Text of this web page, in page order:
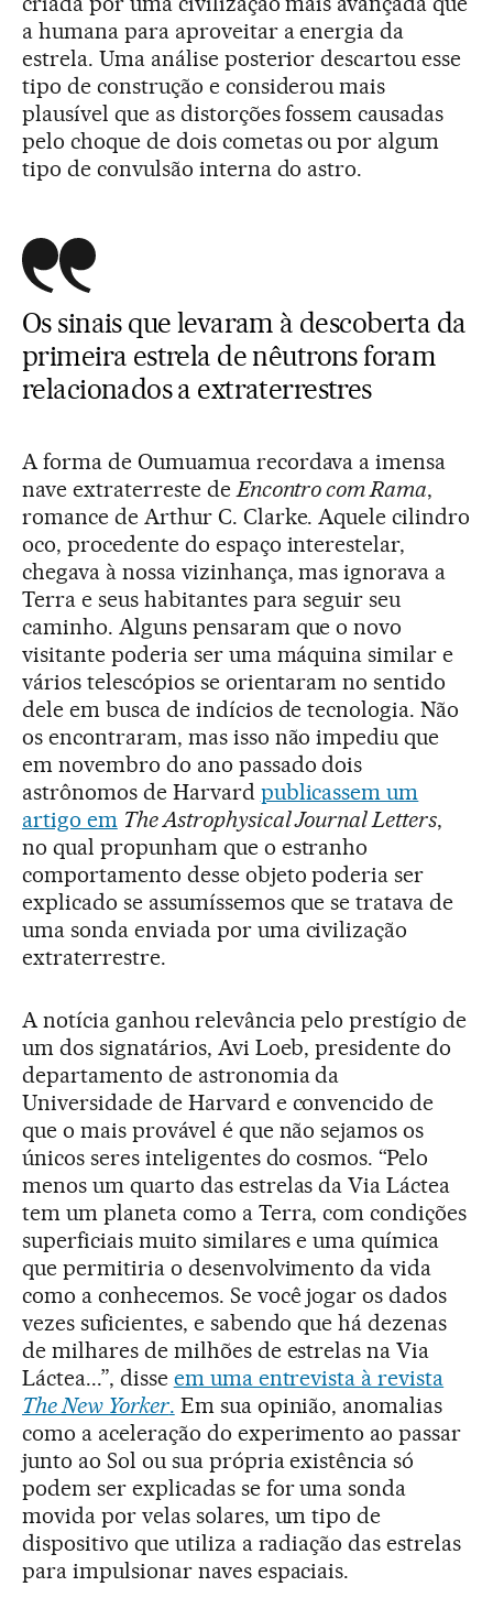
a humana para aproveitar a energia da
estrela. Uma análise posterior descartou esse
tipo de construção e considerou mais
plausível que as distorções fossem causadas
pelo choque de dois cometas ou por algum
tipo de convulsão interna do astro.
Os sinais que levaram à descoberta da
primeira estrela de nêutrons foram
relacionados a extraterrestres
A forma de Oumuamua recordava a imensa
nave extraterreste deEncontro com Rama,
romance de Arthur C. Clarke. Aquele cilindro
oco, procedente do espaço interestelar,
chegava à nossa vizinhança, mas ignorava a
Terra e seus habitantes para seguir seu
caminho. Alguns pensaram que o novo
visitante poderia ser uma máquina similar e
vários telescópios se orientaram no sentido
dele em busca de indícios de tecnologia. Não
os encontraram, mas isso não impediu que
em novembro do ano passado dois
astrônomos de Harvard publicassem um
artigo em The Astrophysical Journal Letters,
no qual propunham que o estranho
comportamento desse objeto poderia ser
explicado se assumíssemos que se tratava de
uma sonda enviada por uma civilização
extraterrestre.
A notícia ganhou relevância pelo prestígio de
um dos signatários, Avi Loeb, presidente do
departamento de astronomia da
Universidade de Harvard e convencido de
que o mais provável é que não sejamos os
únicos seres inteligentes do cosmos. “Pelo
menos um quarto das estrelas da Via Láctea
tem um planeta como a Terra, com condições
superficiais muito similares e uma química
que permitiria o desenvolvimento da vida
como a conhecemos. Se você jogar os dados
vezes suficientes, e sabendo que há dezenas
de milhares de milhões de estrelas na Via
Láctea...”, disse em uma entrevista à revista
The New Yorker. Em sua opinião, anomalias
como a aceleração do experimento ao passar
junto ao Sol ou sua própria existência só
podem ser explicadas se for uma sonda
movida por velas solares, um tipo de
dispositivo que utiliza a radiação das estrelas
para impulsionar naves espaciais.